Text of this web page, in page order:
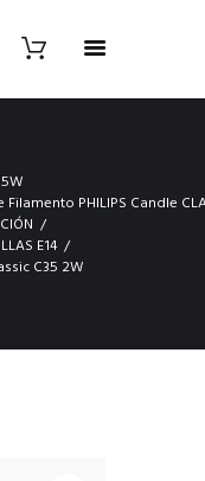
PHILIPS Candle
E14
C35 2W